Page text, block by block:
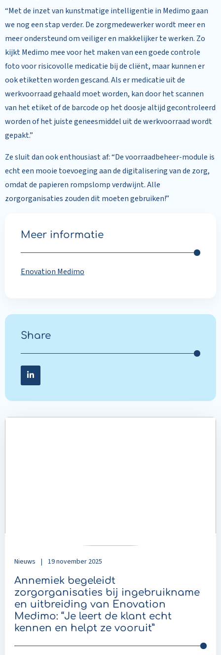
“Met de inzet van kunstmatige intelligentie in Medimo gaan
we nog een stap verder. De zorgmedewerker wordt meer en
meer ondersteund om veiliger en makkelijker te werken. Zo
kijkt Medimo mee voor het maken van een goede controle
foto voor risicovolle medicatie bij de cliënt, maar kunnen er
ook etiketten worden gescand. Als er medicatie uit de
werkvoorraad gehaald moet worden, kan door het scannen
van het etiket of de barcode op het doosje altijd gecontroleerd
worden of het juiste geneesmiddel uit de werkvoorraad wordt
gepakt.”
Ze sluit dan ook enthousiast af: “De voorraadbeheer-module is
echt een mooie toevoeging aan de digitalisering van de zorg,
omdat de papieren rompslomp verdwijnt. Alle
zorgorganisaties zouden dit moeten gebruiken!”
Meer informatie
Enovation Medimo
Share
Share on LinkedIn
Share
LinkedIn
Nieuws | 19 november 2025
Annemiek begeleidt
zorgorganisaties bij ingebruikname
en uitbreiding van Enovation
Medimo: “Je leert de klant echt
kennen en helpt ze vooruit”
Read
Medimo:
leert
klant
echt